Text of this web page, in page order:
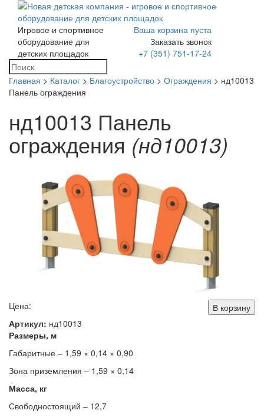
Игровое и спортивное
оборудование для
детских площадок
Ваша корзина пуста
Заказать звонок
+7 (351) 751-17-24
Главная > Каталог > Благоустройство > Ограждения > нд10013
Панель ограждения
нд10013 Панель
ограждения (нд10013)
Цена:
В корзину
Артикул: нд10013
Размеры, м
Габаритные – 1,59 × 0,14 × 0,90
Зона приземления – 1,59 × 0,14
Масса, кг
Свободностоящий – 12,7